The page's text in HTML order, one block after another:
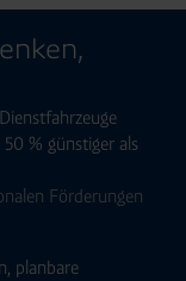
% günstiger als
Förderungen
planbare